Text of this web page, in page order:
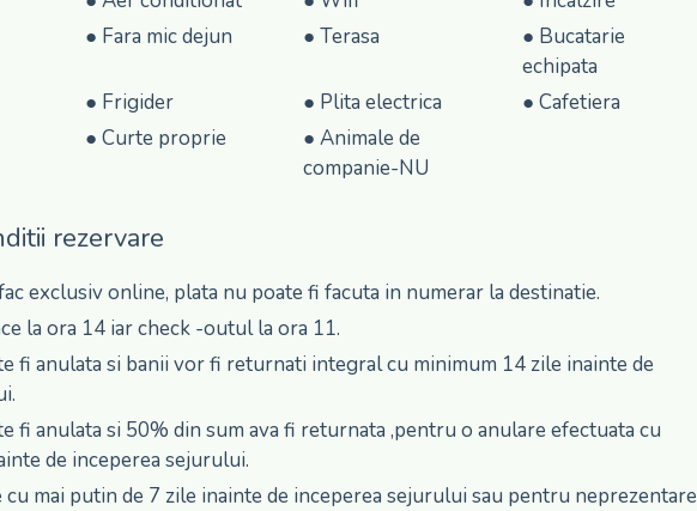
● Fara mic dejun ● Terasa ● Bucatarie
echipata
● Frigider ● Plita electrica ● Cafetiera
● Curte proprie ● Animale de
companie-NU
rezervare
exclusiv online, plata nu poate fi facuta in numerar la destinatie.
la ora 14 iar check -outul la ora 11.
fi anulata si banii vor fi returnati integral cu minimum 14 zile inainte de
fi anulata si 50% din sum ava fi returnata ,pentru o anulare efectuata cu
de inceperea sejurului.
mai putin de 7 zile inainte de inceperea sejurului sau pentru neprezentare